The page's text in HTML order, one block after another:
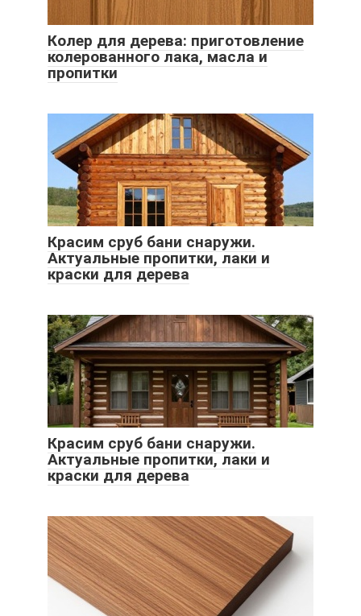
Колер для дерева: приготовление
колерованного лака, масла и
пропитки
Красим сруб бани снаружи.
Актуальные пропитки, лаки и
краски для дерева
Красим сруб бани снаружи.
Актуальные пропитки, лаки и
краски для дерева